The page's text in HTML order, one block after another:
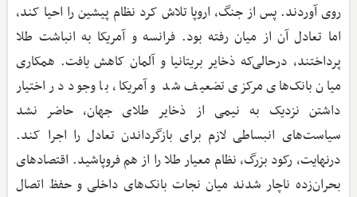
روی آوردند. پس از جنگ، اروپا تلاش کرد نظام پیشین را احیا کند،
اما تعادل آن از میان رفته بود. فرانسه و آمریکا به انباشت طلا
پرداختند، درحالی‌که ذخایر بریتانیا و آلمان کاهش یافت. همکاری
میان بانک‌های مرکزی تضعیف شد و آمریکا، با وجود در اختیار
داشتن نزدیک به نیمی از ذخایر طلای جهان، حاضر نشد
سیاست‌های انبساطی لازم برای بازگرداندن تعادل را اجرا کند.
درنهایت، رکود بزرگ، نظام معیار طلا را از هم فروپاشید. اقتصادهای
بحران‌زده ناچار شدند میان نجات بانک‌های داخلی و حفظ اتصال